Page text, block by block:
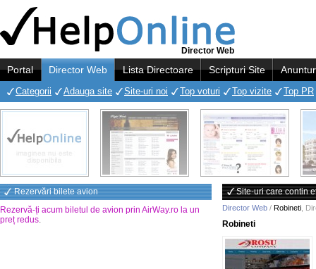
Director Web
Portal Director Web Lista Directoare Scripturi Site
Categorii Adauga site Site-uri noi Top voturi Top vizite Top PR
Rezervări bilete avion
Rezervă-ți acum biletul de avion prin AirWay.ro la un
preț redus.
Site-uri care contin
Director Web / Robineti
Robineti